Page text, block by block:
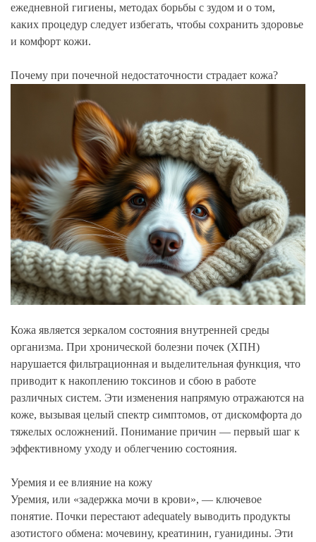
ежедневной гигиены, методах борьбы с зудом и о том,
каких процедур следует избегать, чтобы сохранить здоровье
и комфорт кожи.
Почему при почечной недостаточности страдает кожа?
Кожа является зеркалом состояния внутренней среды
организма. При хронической болезни почек (ХПН)
нарушается фильтрационная и выделительная функция, что
приводит к накоплению токсинов и сбою в работе
различных систем. Эти изменения напрямую отражаются на
коже, вызывая целый спектр симптомов, от дискомфорта до
тяжелых осложнений. Понимание причин — первый шаг к
эффективному уходу и облегчению состояния.
Уремия и ее влияние на кожу
Уремия, или «задержка мочи в крови», — ключевое
понятие. Почки перестают adequately выводить продукты
азотистого обмена: мочевину, креатинин, гуанидины. Эти